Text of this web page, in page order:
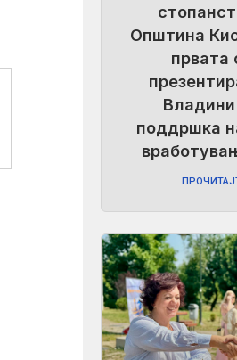
Општина
првата
поддршка